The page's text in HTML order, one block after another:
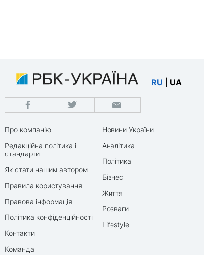
RU UA
Про компанію
Редакційна політика і
стандарти
Як стати нашим автором
Правила користування
Правова інформація
Політика конфіденційності
Контакти
Команда
Новини України
Аналітика
Політика
Бізнес
Життя
Розваги
Lifestyle